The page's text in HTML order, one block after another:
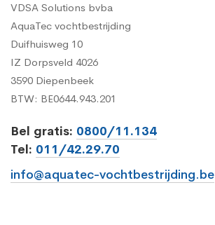
VDSA Solutions bvba
AquaTec vochtbestrijding
Duifhuisweg 10
IZ Dorpsveld 4026
3590 Diepenbeek
BTW: BE0644.943.201
Bel gratis: 0800/11.134
Tel: 011/42.29.70
info@aquatec-vochtbestrijding.be